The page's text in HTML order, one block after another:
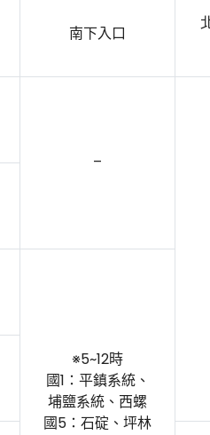
南下入口
–
※5~12時
國1：平鎮系統、
埔鹽系統、西螺
國5：石碇、坪林